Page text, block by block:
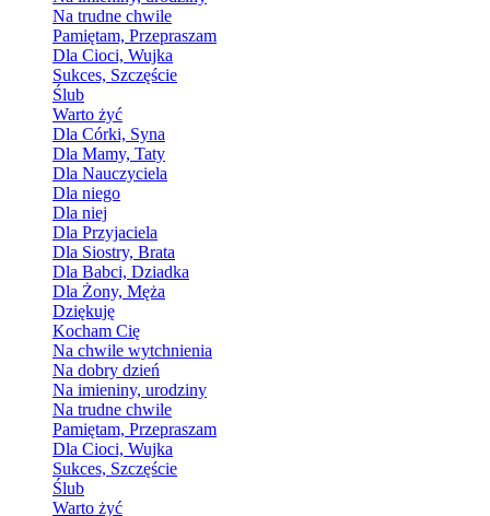
Na trudne chwile
Pamiętam, Przepraszam
Dla Cioci, Wujka
Sukces, Szczęście
Ślub
Warto żyć
Dla Córki, Syna
Dla Mamy, Taty
Dla Nauczyciela
Dla niego
Dla niej
Dla Przyjaciela
Dla Siostry, Brata
Dla Babci, Dziadka
Dla Żony, Męża
Dziękuję
Kocham Cię
Na chwile wytchnienia
Na dobry dzień
Na imieniny, urodziny
Na trudne chwile
Pamiętam, Przepraszam
Dla Cioci, Wujka
Sukces, Szczęście
Ślub
Warto żyć